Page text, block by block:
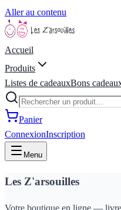
Aller au contenu
Accueil
Produits
Listes de cadeauxBons
Panier
ConnexionInscription
Menu
Les Z'arsouilles